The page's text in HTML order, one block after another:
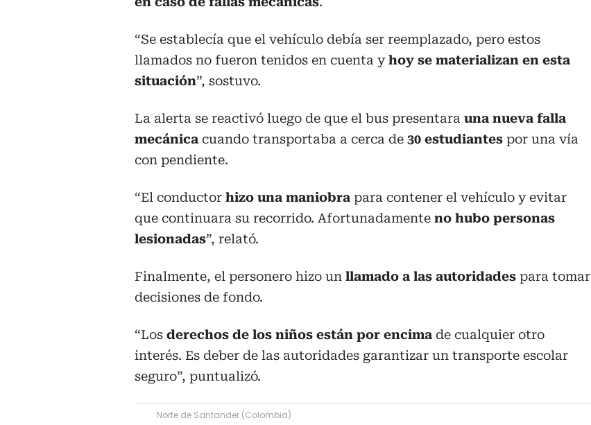
“Se establecía que el vehículo debía ser reemplazado, pero estos
llamados no fueron tenidos en cuenta yhoy se materializan en esta
situación”, sostuvo.
La alerta se reactivó luego de que el bus presentara una nueva falla
mecánica cuando transportaba a cerca de 30 estudiantes por una vía
con pendiente.
“El conductor hizo una maniobra para contener el vehículo y evitar
que continuara su recorrido. Afortunadamente no hubo personas
lesionadas”, relató.
Finalmente, el personero hizo un llamado a las autoridades para tomar
decisiones de fondo.
“Los derechos de los niños están por encima de cualquier otro
interés. Es deber de las autoridades garantizar un transporte escolar
seguro”, puntualizó.
Norte de Santander (Colombia)